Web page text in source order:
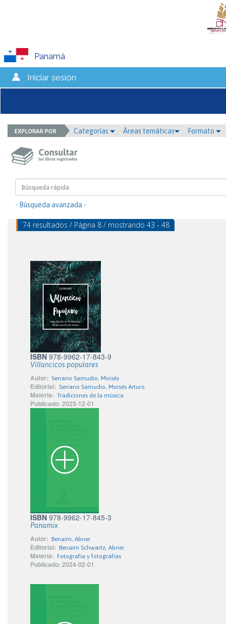
Panamá
Iniciar sesión
Categorías Áreas temáticas Formato
- Búsqueda avanzada -
74 resultados / Página 8 / mostrando 43 - 48
ISBN 978-9962-17-843-9
Villancicos populares
Autor: Serrano Samudio, Moisés
Editorial: Serrano Samudio, Moisés Arturo
Materia: Tradiciones de la música
Publicado: 2023-12-01
ISBN 978-9962-17-845-3
Panamix
Autor: Benaim, Abner
Editorial: Benaim Schwartz, Abner
Materia: Fotografía y fotografías
Publicado: 2024-02-01